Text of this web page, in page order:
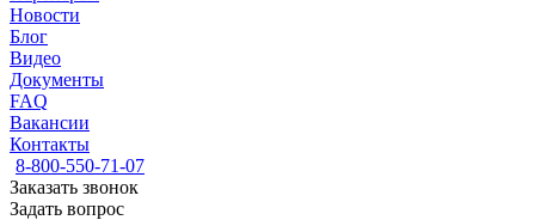
Новости
Блог
Видео
Документы
FAQ
Вакансии
Контакты
8-800-550-71-07
Заказать звонок
Задать вопрос